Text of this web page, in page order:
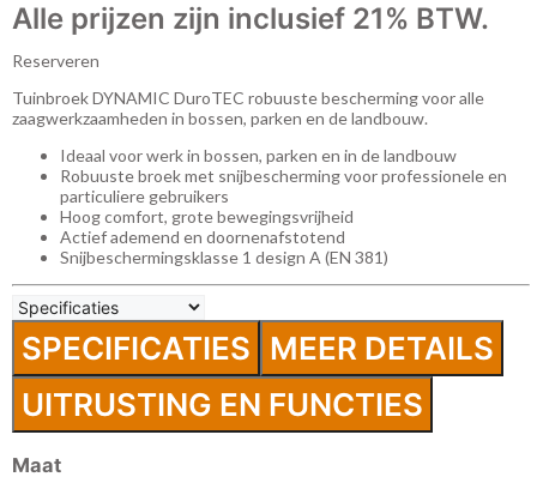
Alle prijzen zijn inclusief 21% BTW.
Reserveren
Tuinbroek DYNAMIC DuroTEC robuuste bescherming voor alle
zaagwerkzaamheden in bossen, parken en de landbouw.
Ideaal voor werk in bossen, parken en in de landbouw
Robuuste broek met snijbescherming voor professionele en
particuliere gebruikers
Hoog comfort, grote bewegingsvrijheid
Actief ademend en doornenafstotend
Snijbeschermingsklasse 1 design A (EN 381)
SPECIFICATIES MEER DETAILS
UITRUSTING EN FUNCTIES
Maat